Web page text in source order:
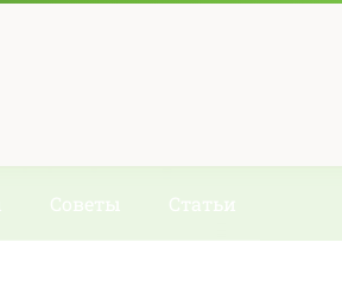
Советы Статьи